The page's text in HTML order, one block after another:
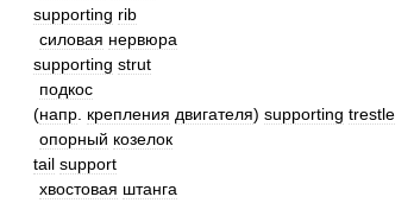
supporting rib
силовая нервюра
supporting strut
подкос
(напр крепления двигателя) supporting trestle
опорный козелок
tail support
хвостовая штанга